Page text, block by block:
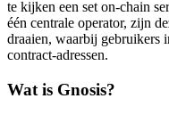
te kijken een set on-chain
één centrale operator, zijn
draaien, waarbij gebruikers
contract-adressen.
Wat is Gnosis?